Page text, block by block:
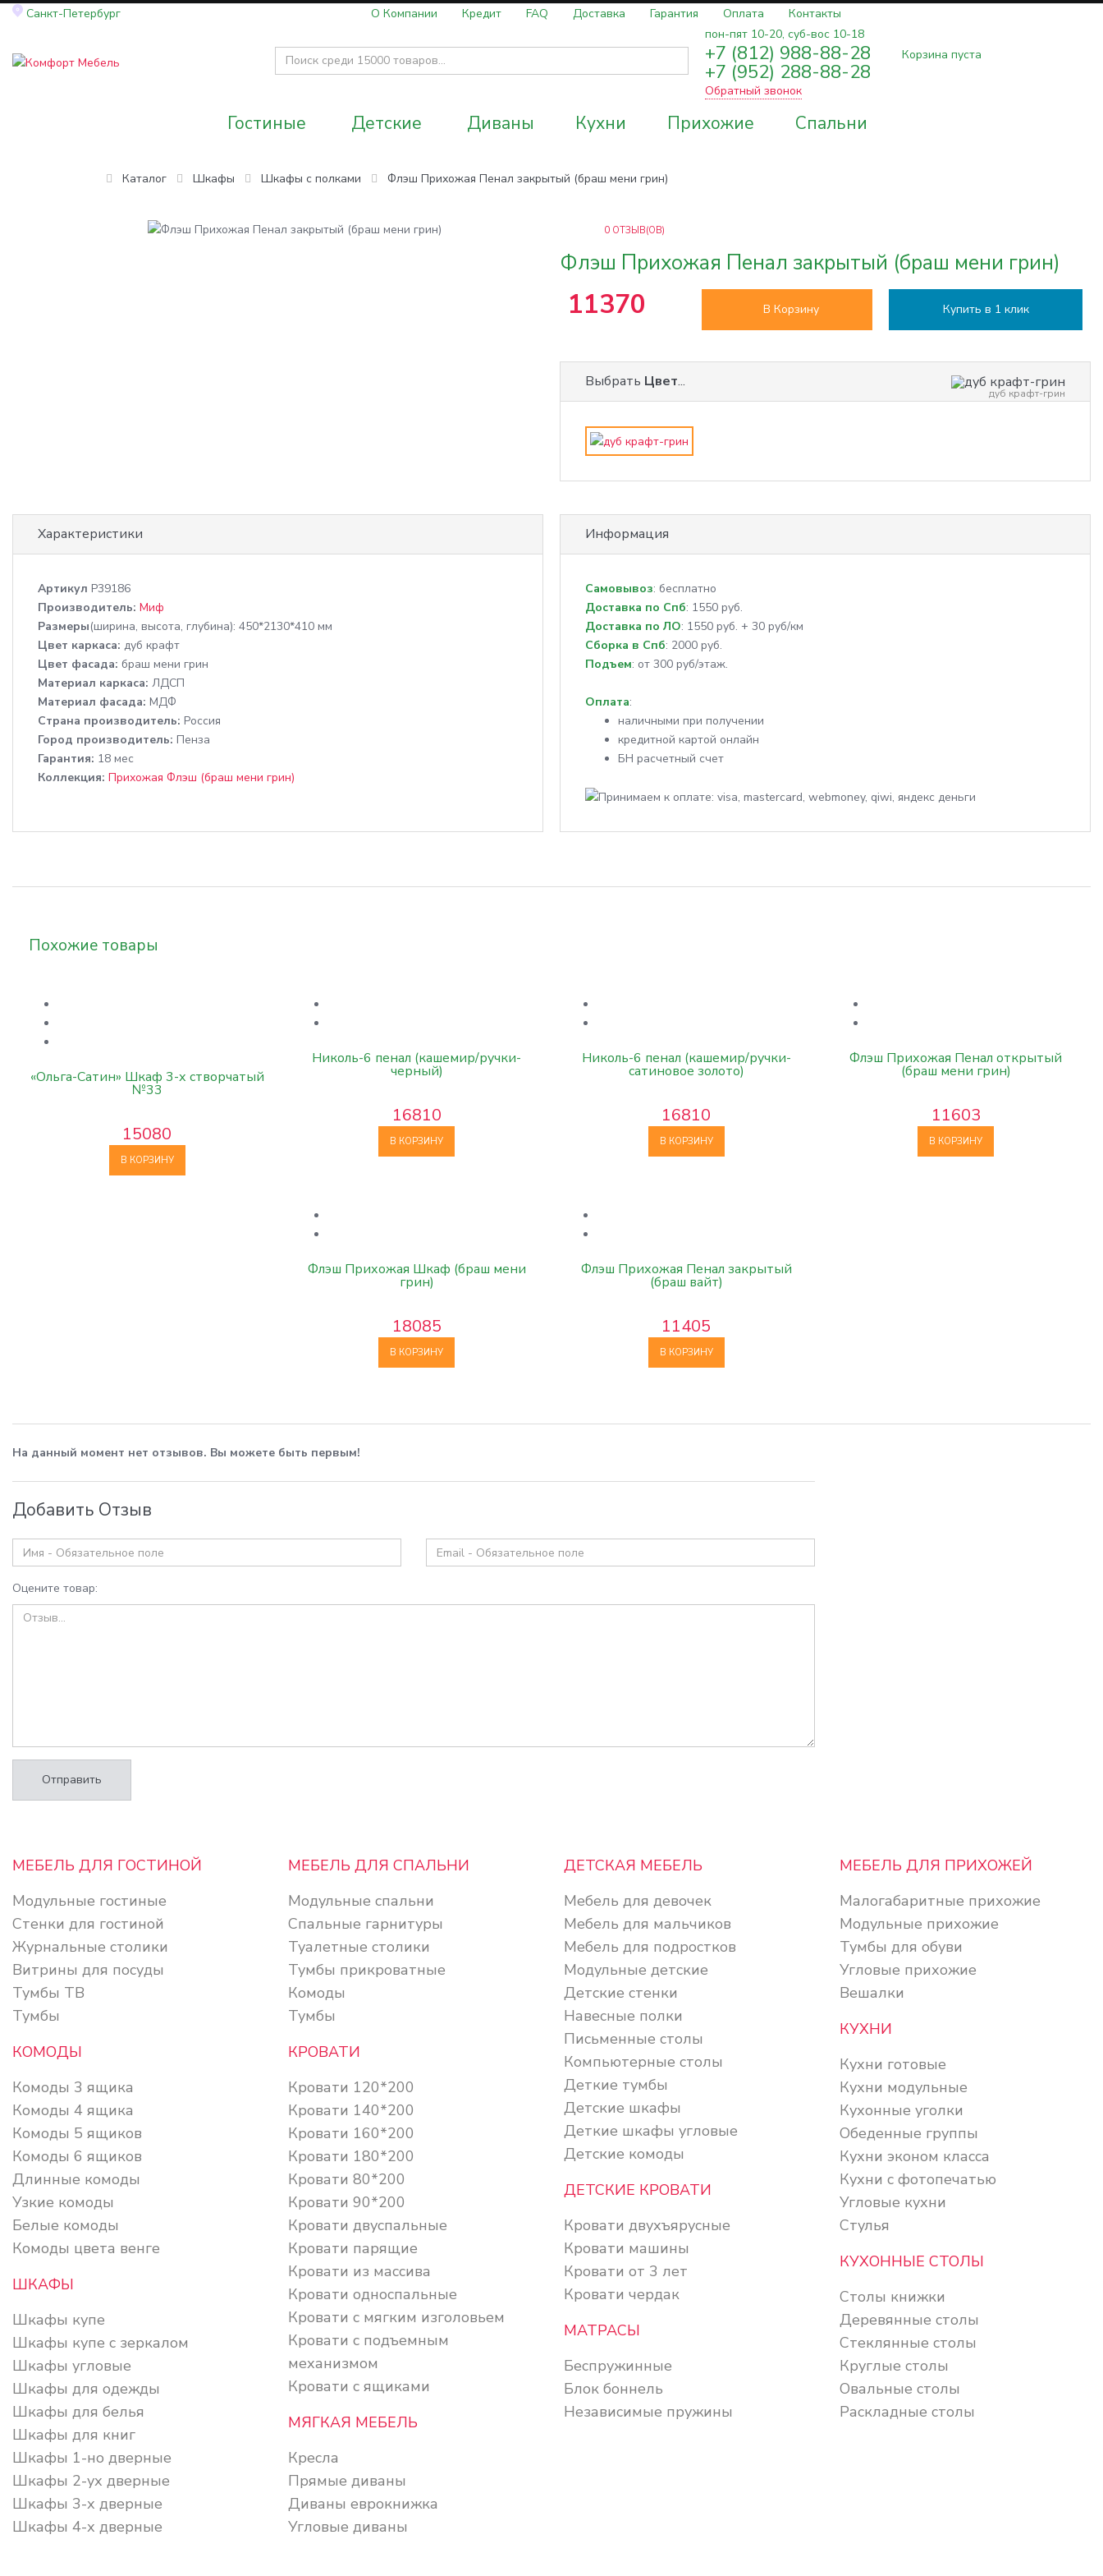
Санкт-Петербург О Компании Кредит FAQ Доставка Гарантия Оплата
Контакты
пон-пят 10-20, суб-вос 10-18
+7 (812) 988-88-28
+7 (952) 288-88-28
Обратный звонок
Корзина пуста
Гостиные Детские Диваны Кухни Прихожие Спальни
Каталог Шкафы Шкафы с полками Флэш Прихожая Пенал закрытый (браш мени грин)
0 ОТЗЫВ(ОВ)
Флэш Прихожая Пенал закрытый (браш мени грин)
11370 В Корзину Купить в 1 клик
Выбрать Цвет...
дуб крафт-грин
Характеристики
Артикул P39186
Производитель: Миф
Размеры(ширина, высота, глубина): 450*2130*410 мм
Цвет каркаса: дуб крафт
Цвет фасада: браш мени грин
Материал каркаса: ЛДСП
Материал фасада: МДФ
Cтрана производитель: Россия
Город производитель: Пенза
Гарантия: 18 мес
Коллекция: Прихожая Флэш (браш мени грин)
Информация
Самовывоз: бесплатно
Доставка по Спб: 1550 руб.
Доставка по ЛО: 1550 руб. + 30 руб/км
Сборка в Спб: 2000 руб.
Подъем: от 300 руб/этаж.
Оплата:
наличными при получении
кредитной картой онлайн
БН расчетный счет
Похожие товары
«Ольга-Сатин» Шкаф 3-х створчатый
№33
15080
В КОРЗИНУ
Николь-6 пенал (кашемир/ручки-
черный)
16810
В КОРЗИНУ
Николь-6 пенал (кашемир/ручки-
сатиновое золото)
16810
В КОРЗИНУ
Флэш Прихожая Пенал открытый
(браш мени грин)
11603
В КОРЗИНУ
Флэш Прихожая Шкаф (браш мени
грин)
18085
В КОРЗИНУ
Флэш Прихожая Пенал закрытый
(браш вайт)
11405
В КОРЗИНУ
На данный момент нет отзывов. Вы можете быть первым!
Добавить Отзыв
Оцените товар:
Отправить
МЕБЕЛЬ ДЛЯ ГОСТИНОЙ
Модульные гостиные
Стенки для гостиной
Журнальные столики
Витрины для посуды
Тумбы ТВ
Тумбы
КОМОДЫ
Комоды 3 ящика
Комоды 4 ящика
Комоды 5 ящиков
Комоды 6 ящиков
Длинные комоды
Узкие комоды
Белые комоды
Комоды цвета венге
ШКАФЫ
Шкафы купе
Шкафы купе с зеркалом
Шкафы угловые
Шкафы для одежды
Шкафы для белья
Шкафы для книг
Шкафы 1-но дверные
Шкафы 2-ух дверные
Шкафы 3-х дверные
Шкафы 4-х дверные
МЕБЕЛЬ ДЛЯ СПАЛЬНИ
Модульные спальни
Спальные гарнитуры
Туалетные столики
Тумбы прикроватные
Комоды
Тумбы
КРОВАТИ
Кровати 120*200
Кровати 140*200
Кровати 160*200
Кровати 180*200
Кровати 80*200
Кровати 90*200
Кровати двуспальные
Кровати парящие
Кровати из массива
Кровати односпальные
Кровати с мягким изголовьем
Кровати с подъемным
механизмом
Кровати с ящиками
МЯГКАЯ МЕБЕЛЬ
Кресла
Прямые диваны
Диваны еврокнижка
Угловые диваны
ДЕТСКАЯ МЕБЕЛЬ
Мебель для девочек
Мебель для мальчиков
Мебель для подростков
Модульные детские
Детские стенки
Навесные полки
Письменные столы
Компьютерные столы
Деткие тумбы
Детские шкафы
Деткие шкафы угловые
Детские комоды
ДЕТСКИЕ КРОВАТИ
Кровати двухъярусные
Кровати машины
Кровати от 3 лет
Кровати чердак
МАТРАСЫ
Беспружинные
Блок боннель
Независимые пружины
МЕБЕЛЬ ДЛЯ ПРИХОЖЕЙ
Малогабаритные прихожие
Модульные прихожие
Тумбы для обуви
Угловые прихожие
Вешалки
КУХНИ
Кухни готовые
Кухни модульные
Кухонные уголки
Обеденные группы
Кухни эконом класса
Кухни с фотопечатью
Угловые кухни
Стулья
КУХОННЫЕ СТОЛЫ
Столы книжки
Деревянные столы
Стеклянные столы
Круглые столы
Овальные столы
Раскладные столы